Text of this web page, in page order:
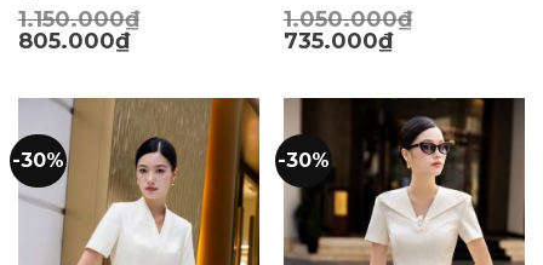
1.150.000₫
805.000₫
1.050.000₫
735.000₫
-30% -30%